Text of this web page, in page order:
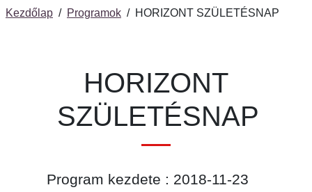
Kezdőlap / Programok /HORIZONT SZÜLETÉSNAP
HORIZONT
SZÜLETÉSNAP
Program kezdete : 2018-11-23